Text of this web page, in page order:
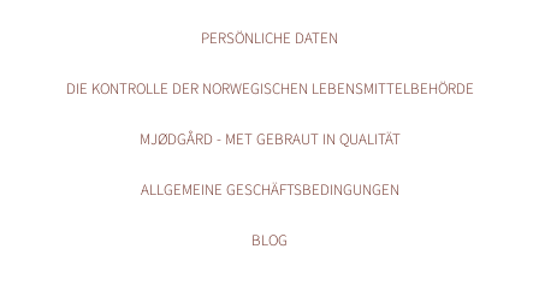
PERSÖNLICHE DATEN
DIE KONTROLLE DER NORWEGISCHEN LEBENSMITTELBEHÖRDE
MJØDGÅRD - MET GEBRAUT IN QUALITÄT
ALLGEMEINE GESCHÄFTSBEDINGUNGEN
BLOG